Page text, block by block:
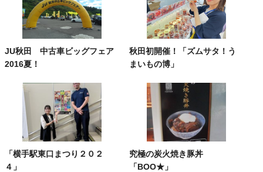
JU秋田 中古車ビッグフェア
2016夏！
秋田初開催！「ズムサタ！う
まいもの博」
「横手駅東口まつり２０２
４」
究極の炭火焼き豚丼
「BOO★」